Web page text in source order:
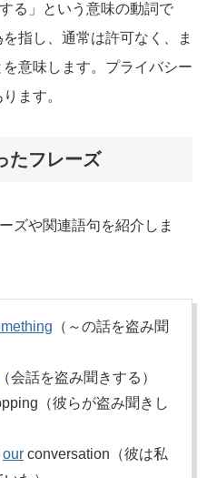
る」という意味の動詞で
指し、通常は許可なく、ま
意味します。プライバシー
ます。
たフレーズ
ズや関連語句を紹介しま
（～の話を盗み聞
（会話を盗み聞きする）
（彼らが盗み聞きし
our conversation（彼は私